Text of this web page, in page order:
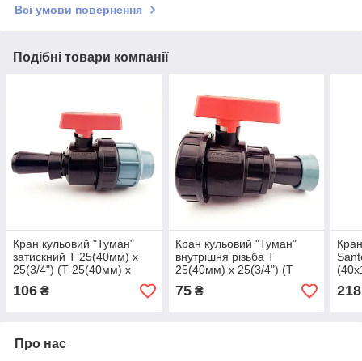
Всі умови повернення
Подібні товари компанії
Кран кульовий "Туман"
затискний Т 25(40мм) x
25(3/4") (Т 25(40мм) x
25(3/4"))
106 ₴
Кран кульовий "Туман"
внутрішня різьба Т
25(40мм) х 25(3/4") (Т
25(40мм) х 25(3/4"))
75₴ 218
Про нас